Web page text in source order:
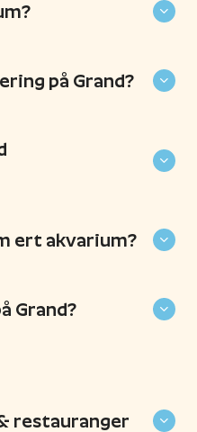
på Grand?
ert akvarium?
Grand?
restauranger